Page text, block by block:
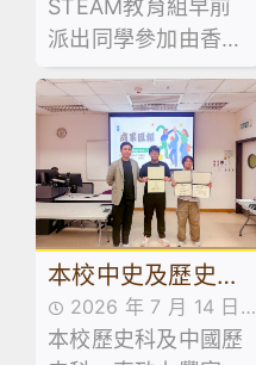
學生成就
STEAM教育組早前
派出同學參加由香港
科技教育學會及香港
教育裝備行業協會合
辦的「屯門區Make
and Share 2026創
科展」
本校中史及歷史科
學生獲推薦參加大
學體驗項目
2026 年 7 月 14 日
學生成就
本校歷史科及中國歷